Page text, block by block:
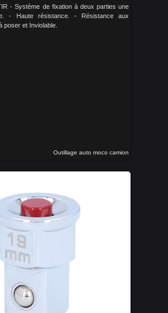
- Système de fixation à deux parties une
- Haute résistance. - Résistance aux
poser et Inviolable.
Outillage auto moco camion